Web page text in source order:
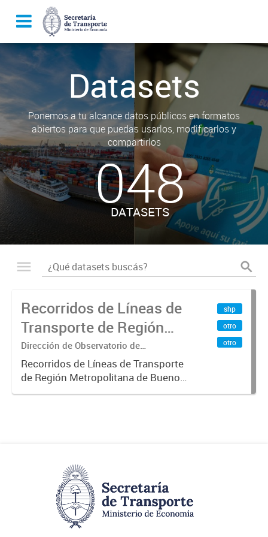
Datasets
Ponemos a tu alcance datos públicos en formatos
abiertos para que puedas usarlos, modificarlos y
compartirlos
048
DATASETS
Recorridos de Líneas de
Transporte de Región
Metropolitana de
Buenos Aires (RMBA)
Dirección de Observatorio de
Transporte, Estudio y Sistemas
Recorridos de Líneas de Transporte
de Región Metropolitana de Buenos
Aires (RMBA).-
shp
otro
otro